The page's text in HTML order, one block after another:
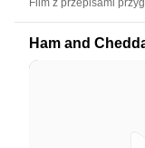
Ham and